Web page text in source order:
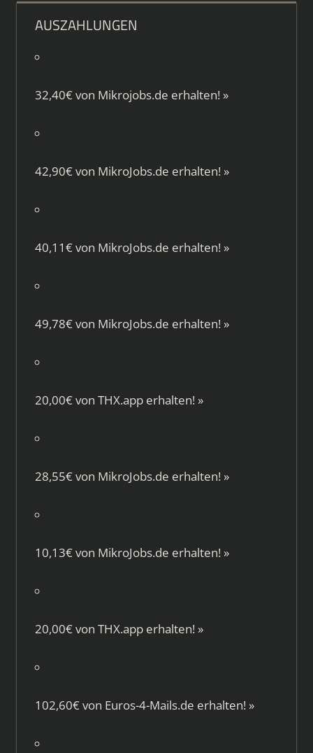
AUSZAHLUNGEN
32,40€ von Mikrojobs.de erhalten! »
42,90€ von MikroJobs.de erhalten! »
40,11€ von MikroJobs.de erhalten! »
49,78€ von MikroJobs.de erhalten! »
20,00€ von THX.apperhalten! »
28,55€ von MikroJobs.de erhalten! »
10,13€ von MikroJobs.de erhalten! »
20,00€ von THX.apperhalten! »
102,60€ von Euros-4-Mails.de erhalten! »